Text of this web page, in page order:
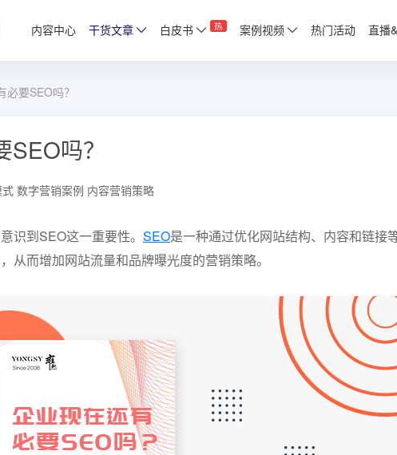
内容中心 干货文章 白皮书 热 案例视频 热门活动 直播
要SEO吗？
吗？
数字营销案例 内容营销策略
识到SEO这一重要性。 SEO是一种通过优化网站结构、内容和链接
从而增加网站流量和品牌曝光度的营销策略。